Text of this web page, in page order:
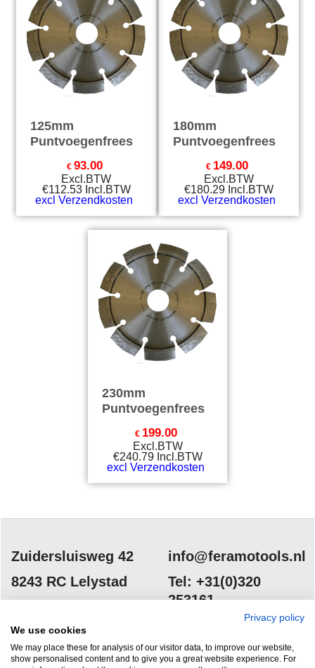
125mm
Puntvoegenfrees
€ 93.00
Excl.BTW
€112.53 Incl.BTW
excl Verzendkosten
180mm
Puntvoegenfrees
€ 149.00
Excl.BTW
€180.29 Incl.BTW
excl Verzendkosten
230mm
Puntvoegenfrees
€ 199.00
Excl.BTW
€240.79 Incl.BTW
excl Verzendkosten
Zuidersluisweg 42
8243 RC Lelystad
info@feramotools.nl
Tel: +31(0)320
253161
Privacy policy
We use cookies
We may place these for analysis of our visitor data, to improve our website,
show personalised content and to give you a great website experience. For